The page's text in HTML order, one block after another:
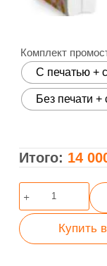
Комплект
C печатью +
Без печати +
14
Количество
товара
Промостойка
СингапурКупить